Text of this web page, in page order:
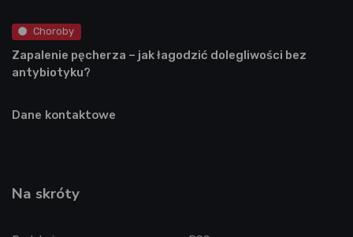
Choroby
Zapalenie pęcherza – jak łagodzić dolegliwości bez
antybiotyku?
Dane kontaktowe
Na skróty